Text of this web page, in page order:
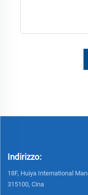
Indirizzo:
18F, Huiya International
315100, Cina